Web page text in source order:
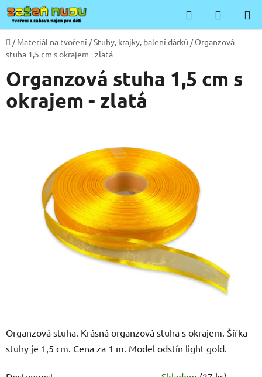
Přejít
na
obsah
Hledat
KOŠÍK
Domů
/ Materiál na tvoření /Stuhy, krajky, balení dárků /Organzová
stuha 1,5 cm s okrajem - zlatá
Organzová stuha. Krásná organzová stuha s okrajem. Šířka
stuhy je 1,5 cm. Cena za 1 m. Model odstín light gold.
Organzová stuha 1,5 cm s
okrajem - zlatá